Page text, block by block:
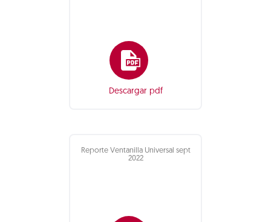
Descargar pdf
Reporte Ventanilla Universal sept
2022